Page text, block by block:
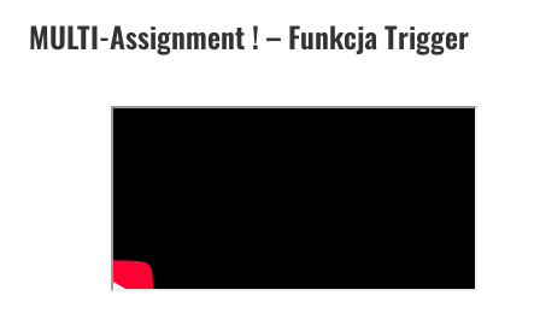
MULTI-Assignment ! – Funkcja Trigger